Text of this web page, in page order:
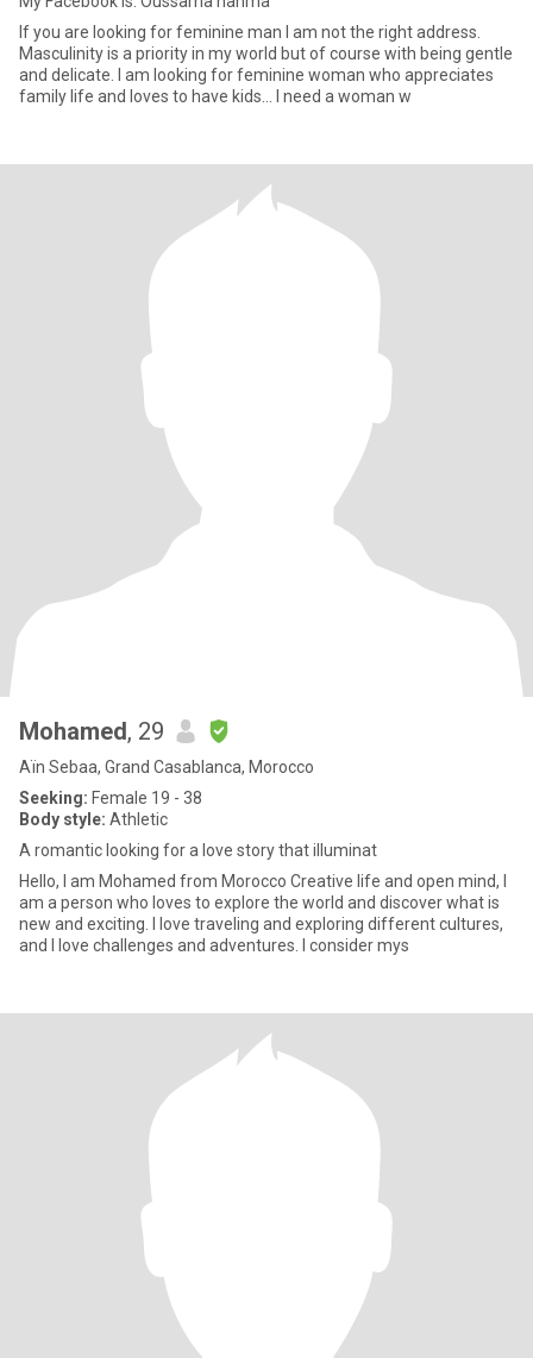
If you are looking for feminine man I am not the right address.
Masculinity is a priority in my world but of course with being gentle
and delicate. I am looking for feminine woman who appreciates
family life and loves to have kids... I need a woman w
Mohamed, 29
Aïn Sebaa, Grand Casablanca, Morocco
Seeking: Female 19 - 38
Body style: Athletic
A romantic looking for a love story that illuminat
Hello, I am Mohamed from Morocco Creative life and open mind, I
am a person who loves to explore the world and discover what is
new and exciting. I love traveling and exploring different cultures,
and I love challenges and adventures. I consider mys